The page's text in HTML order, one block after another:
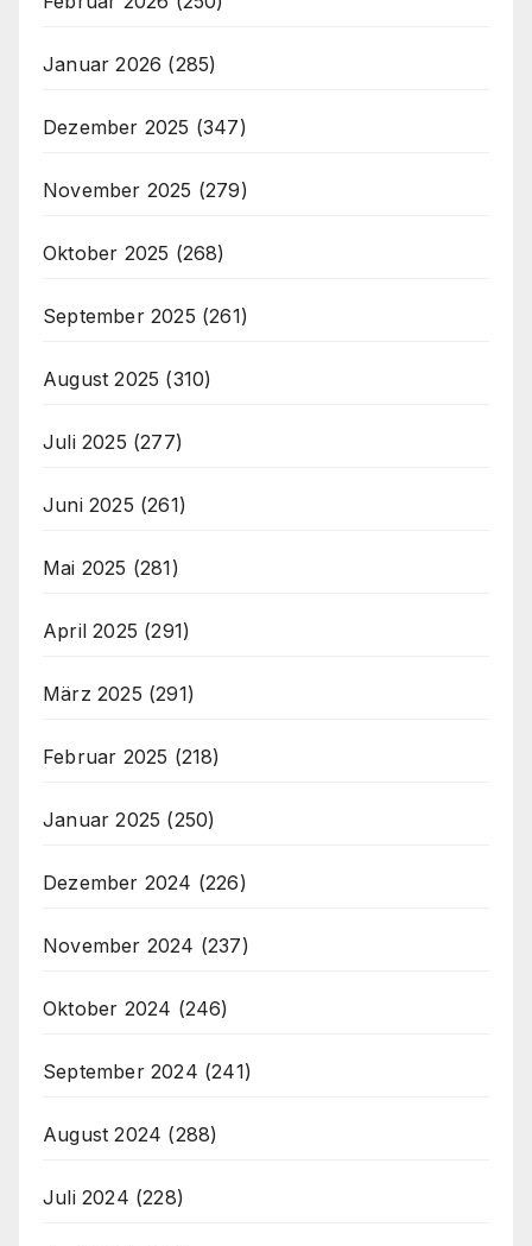
Januar 2026 (285)
Dezember 2025 (347)
November 2025 (279)
Oktober 2025 (268)
September 2025 (261)
August 2025 (310)
Juli 2025 (277)
Juni 2025 (261)
Mai 2025 (281)
April 2025 (291)
März 2025 (291)
Februar 2025 (218)
Januar 2025 (250)
Dezember 2024 (226)
November 2024 (237)
Oktober 2024 (246)
September 2024 (241)
August 2024 (288)
Juli 2024 (228)